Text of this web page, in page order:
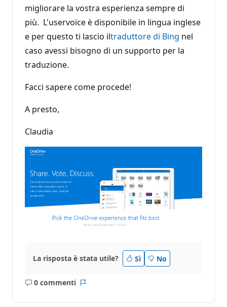
migliorare la vostra esperienza sempre di
più. L'uservoice è disponibile in lingua inglese
e per questo ti lascio iltraduttore di Bing nel
caso avessi bisogno di un supporto per la
traduzione.
Facci sapere come procede!
A presto,
Claudia
La risposta è stata utile? Sì No
0 commenti
Nessun
Report